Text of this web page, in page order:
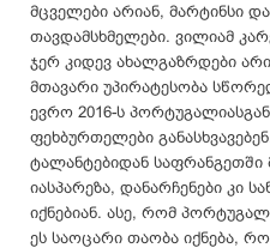
მცველები არიან, მარტინსი
თავდამსხმელები. ვილიამ
ჯერ კიდევ ახალგაზრდები
მთავარი უპირატესობა
ევრო 2016-ს
ფეხბურთელები
ტალანტებიდან
იასპარეზა, დანარჩენები კი
იქნებიან. ასე, რომ
ეს საოცარი თაობა იქნება,